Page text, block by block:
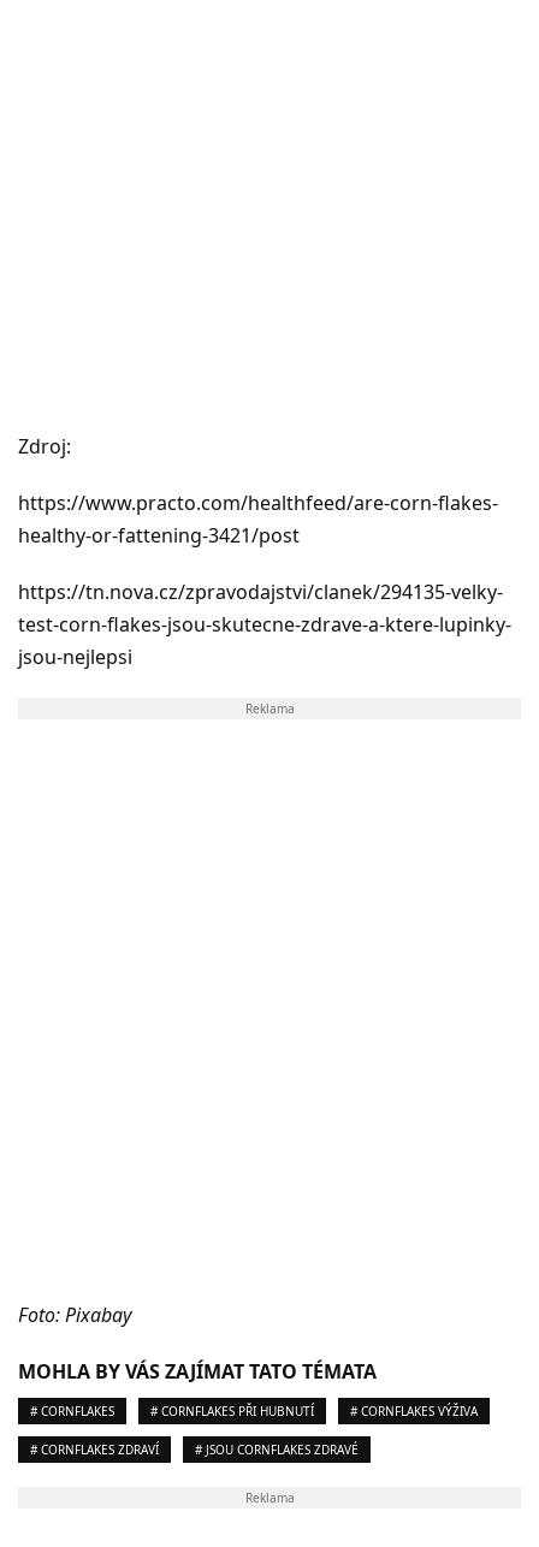
Zdroj:
https://www.practo.com/healthfeed/are-corn-flakes-
healthy-or-fattening-3421/post
https://tn.nova.cz/zpravodajstvi/clanek/294135-velky-
test-corn-flakes-jsou-skutecne-zdrave-a-ktere-lupinky-
jsou-nejlepsi
Reklama
Foto: Pixabay
MOHLA BY VÁS ZAJÍMAT TATO TÉMATA
# CORNFLAKES # CORNFLAKES PŘI HUBNUTÍ # CORNFLAKES VÝŽIVA
# CORNFLAKES ZDRAVÍ # JSOU CORNFLAKES ZDRAVÉ
Reklama